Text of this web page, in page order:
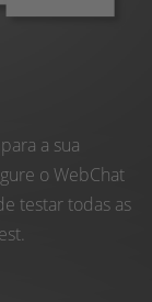
a sua
o WebChat
testar todas as